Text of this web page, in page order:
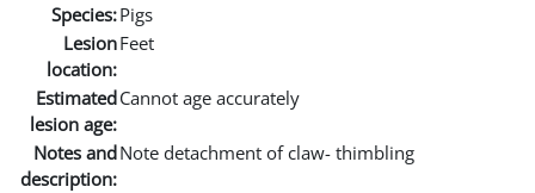
Species:Pigs
Lesion
location:
Feet
Estimated
lesion age:
Cannot age accurately
Notes and
description:
Note detachment of claw- thimbling